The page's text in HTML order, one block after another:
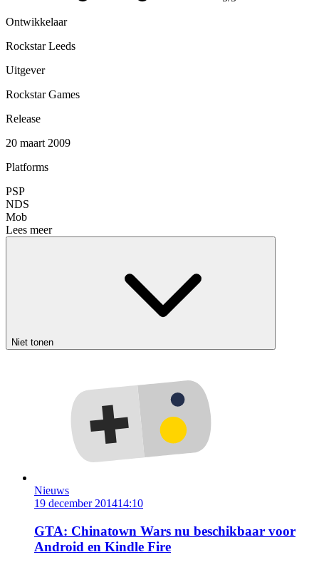
Ontwikkelaar
Rockstar Leeds
Uitgever
Rockstar Games
Release
20 maart 2009
Platforms
PSP
NDS
Mob
Lees meer
Niet tonen
Nieuws
19 december 201414:10
GTA: Chinatown Wars nu beschikbaar voor
Android en Kindle Fire